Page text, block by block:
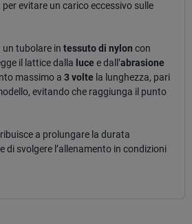
evitare un carico eccessivo sulle
un tubolare in tessuto di nylon con
il lattice dalla luce e dall’abrasione
massimo a 3 volte la lunghezza, pari
evitando che raggiunga il punto
a prolungare la durata
di svolgere l’allenamento in condizioni